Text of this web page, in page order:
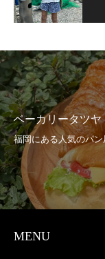
ベーカリータツヤ
MENU